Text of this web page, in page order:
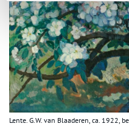
Lente. G.W. van Blaaderen, ca. 1922,